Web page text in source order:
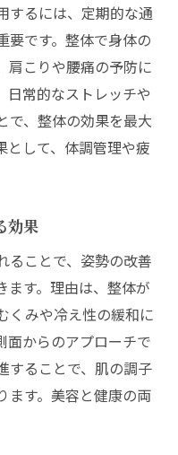
するには、定期的な通
要です。整体で身体の
肩こりや腰痛の予防に
日常的なストレッチや
で、整体の効果を最大
として、体調管理や疲
効果
ることで、姿勢の改善
ます。理由は、整体が
くみや冷え性の緩和に
面からのアプローチで
することで、肌の調子
ます。美容と健康の両